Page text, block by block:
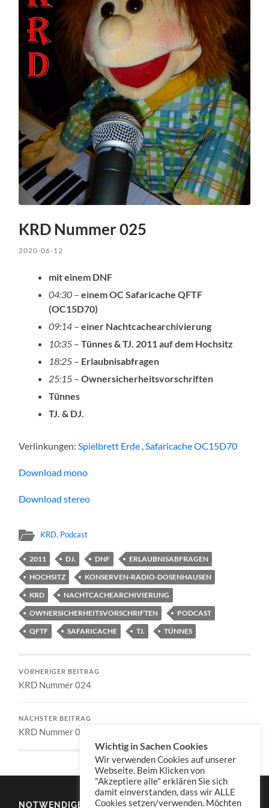
KRD Nummer 025
2020-06-12
mit einem DNF
04:30 –einem OC Safaricache QFTF
(OC15D70)
09:14 –einer Nachtcachearchivierung
10:35 –Tünnes & TJ. 2011 auf dem Hochsitz
18:25 – Erlaubnisabfragen
25:15 –Ownersicherheitsvorschriften
Tünnes
TJ. & DJ.
Verlinkungen:Spielbrett Erde ,Safaricache OC15D70
Download mono
Download stereo
KRD, Podcast
2011 DJ. DNF
ERLAUBNISABFRAGEN
HOCHSITZ
KONSERVEN-RADIO-DOSENHAUSEN
KRD
NACHTCACHEARCHIVIERUNG
OWNERSICHERHEITSVORSCHRIFTEN
PODCAST
QFTF
SAFARICACHE TJ. TÜNNES
VORHERIGER BEITRAG
KRD Nummer 024
NÄCHSTER BEITRAG
KRD Nummer 026
NOTWENDIGES
Wichtig in Sachen Cookies
Wir verwenden Cookies auf unserer
Webseite. Beim Klicken von
"Akzeptiere alle" erklären Sie sich
damit einverstanden, dass wir ALLE
Cookies setzen/verwenden. Möchten